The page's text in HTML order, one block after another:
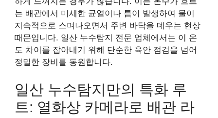
는 배관에서 미세한 균열이나 틈이 발생하여 물이
지속적으로 스며나오면서 주변 바닥을 데우는 현상
때문입니다. 일산 누수탐지 전문 업체에서는 이 온
도 차이를 잡아내기 위해 단순한 육안 점검을 넘어
정밀한 장비를 동원합니다.
일산 누수탐지만의 특화 루
트: 열화상 카메라로 배관 라